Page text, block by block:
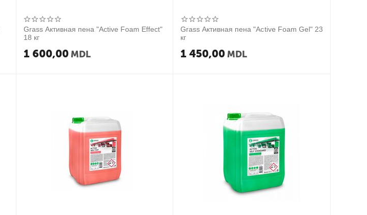
Grass Активная пена "Active Foam Effect"
18 кг
1 600,00 MDL
Grass Активная пена "Active Foam Gel" 23
кг
1 450,00 MDL